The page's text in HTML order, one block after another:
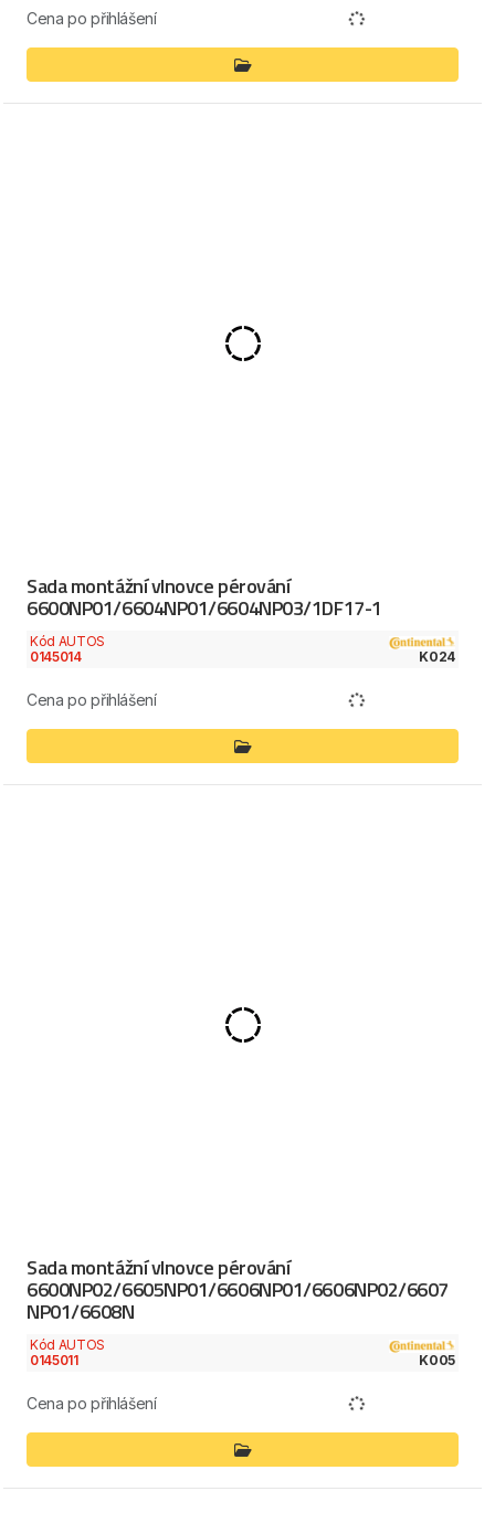
Cena po přihlášení
Sada montážní vlnovce pérování
6600NP01/6604NP01/6604NP03/1DF17-1
Kód AUTOS
0145014
K024
Cena po přihlášení
Sada montážní vlnovce pérování
6600NP02/6605NP01/6606NP01/6606NP02/6607
NP01/6608N
Kód AUTOS
0145011
K005
Cena po přihlášení